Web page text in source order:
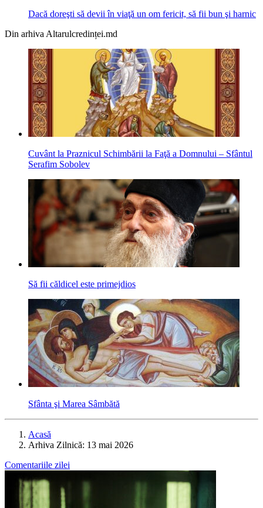
Dacă doreşti să devii în viaţă un om fericit, să fii bun şi harnic
Din arhiva Altarulcredinței.md
Cuvânt la Praznicul Schimbării la Faţă a Domnului – Sfântul
Serafim Sobolev
Să fii căldicel este primejdios
Sfânta şi Marea Sâmbătă
Acasă
Arhiva Zilnică: 13 mai 2026
Comentariile zilei